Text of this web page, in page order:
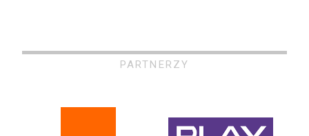
PARTNERZY